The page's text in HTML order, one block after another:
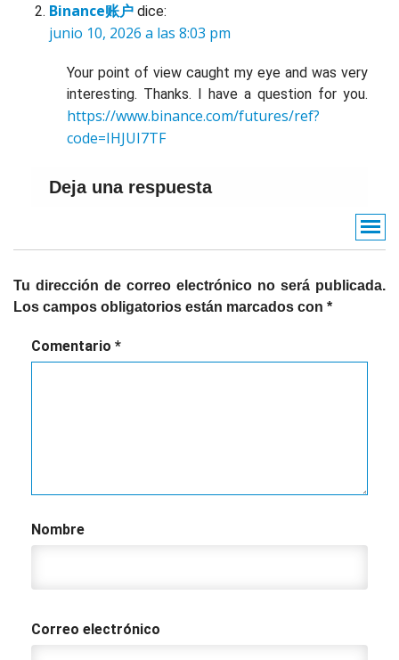
Binance账户 dice:
junio 10, 2026 a las 8:03 pm
Your point of view caught my eye and was very
interesting. Thanks. I have a question for you.
https://www.binance.com/futures/ref?
code=IHJUI7TF
Deja una respuesta
Tu dirección de correo electrónico no será publicada.
Los campos obligatorios están marcados con *
Comentario *
Nombre
Correo electrónico